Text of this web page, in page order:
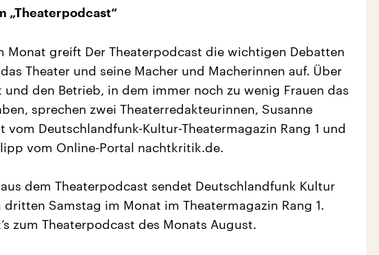
„Theaterpodcast“
Monat greift Der Theaterpodcast die wichtigen Debatten
Theater und seine Macher und Macherinnen auf. Über
und den Betrieb, in dem immer noch zu wenig Frauen das
sprechen zwei Theaterredakteurinnen, Susanne
vom Deutschlandfunk-Kultur-Theatermagazin Rang 1 und
vom Online-Portal nachtkritik.de.
dem Theaterpodcast sendet Deutschlandfunk Kultur
dritten Samstag im Monat im Theatermagazin Rang 1.
zum Theaterpodcast des Monats August.